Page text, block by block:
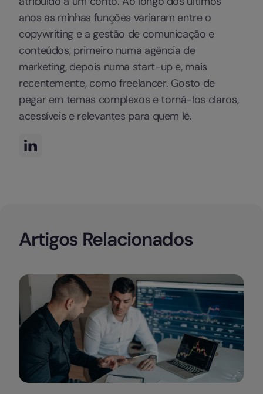
anos as minhas funções variaram entre o
copywriting e a gestão de comunicação e
conteúdos, primeiro numa agência de
marketing, depois numa start-up e, mais
recentemente, como freelancer. Gosto de
pegar em temas complexos e torná-los claros,
acessíveis e relevantes para quem lê.
Artigos Relacionados